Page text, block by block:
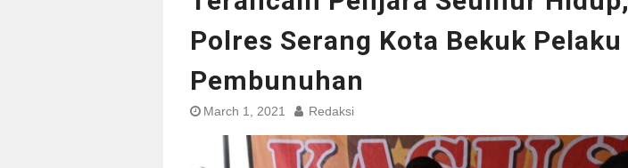
Polres Serang Kota Bekuk Pelaku
Pembunuhan
March 1, 2021 Redaksi